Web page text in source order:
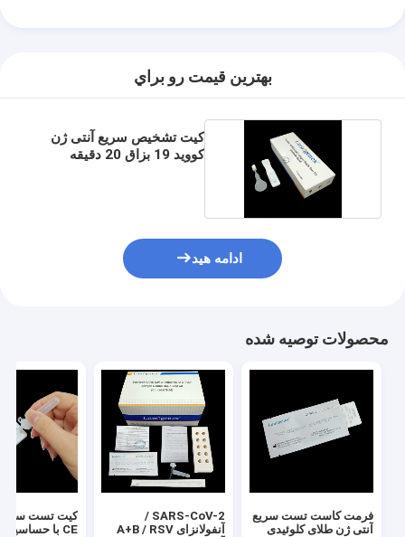
بهترين قيمت رو براي
کیت تشخیص سریع آنتی ژن
کووید 19 بزاق 20 دقیقه
ادامه هید
محصولات توصیه شده
فرمت کاست تست سریع
آنتی ژن طلای کلوئیدی
SARS-CoV-2 /
آنفولانزای A+B / RSV
کیت تست سریع